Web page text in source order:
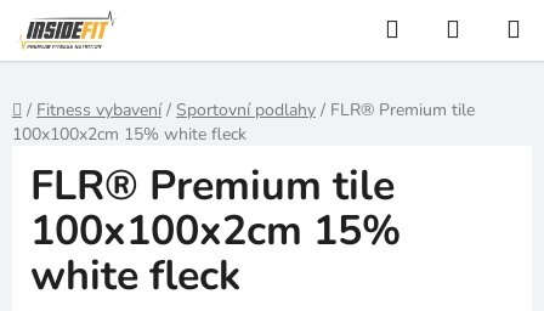
Přejít
na
obsah
Hledat
KOŠÍK
Domů
/ Fitness vybavení / Sportovní podlahy / FLR® Premium tile
100x100x2cm 15% white fleck
FLR® Premium tile
100x100x2cm 15%
white fleck